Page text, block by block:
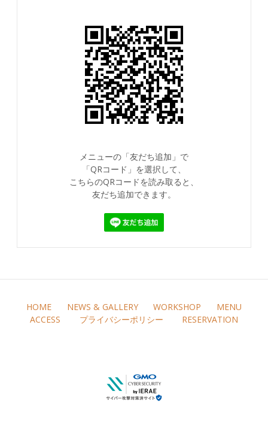
メニューの「友だち追加」で
「QRコード」を選択して、
こちらのQRコードを読み取ると、
友だち追加できます。
HOME NEWS & GALLERY WORKSHOP
MENU
ACCESS
プライバシーポリシー RESERVATION